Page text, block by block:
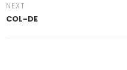
NEXT
COL-DE